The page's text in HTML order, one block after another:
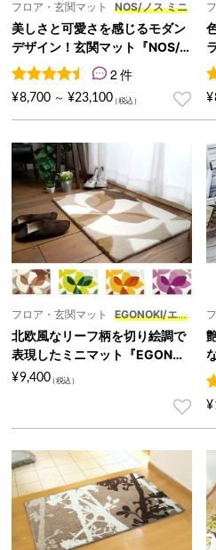
フロア・玄関マット NOS/ノス ミニ
美しさと可愛さを感じるモダン
デザイン！玄関マット『NOS/
ノス ミニ』
2
件の利用者評価に基づく5段階
2 件
¥8,700 ～ ¥23,100 2
¥
フロア・玄関マット
EGONOKI/エゴ
ノキ
北欧風なリーフ柄を切り絵調で
表現したミニマット『EGONOK
I/エゴノキ』
¥9,400
2
¥